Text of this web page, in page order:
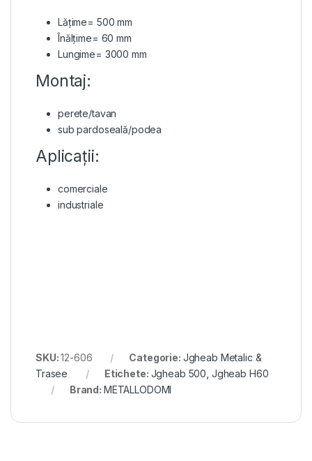
Lățime= 500 mm
Înălțime= 60 mm
Lungime= 3000 mm
Montaj:
perete/tavan
sub pardoseală/podea
Aplicații:
comerciale
industriale
SKU:12-606 Categorie: Jgheab Metalic &
Trasee
Etichete: Jgheab 500 Jgheab H60
Brand: METALLODOMI